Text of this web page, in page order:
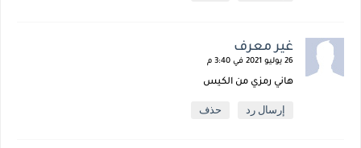
غير معرف
26 يوليو 2021 في 3:40 م
هاني رمزي من الكيس
إرسال رد حذف